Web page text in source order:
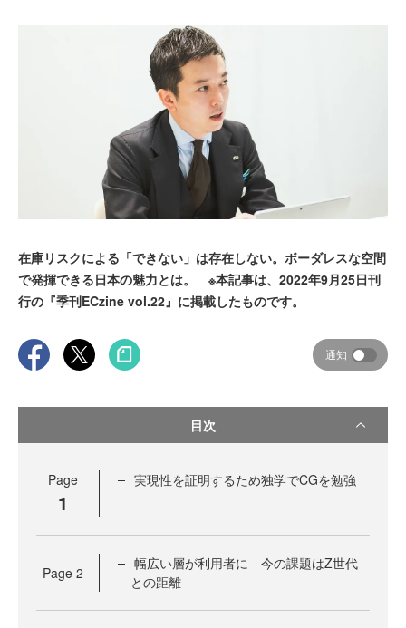
在庫リスクによる「できない」は存在しない。ボーダレスな空間
で発揮できる日本の魅力とは。 ※本記事は、2022年9月25日刊
行の『季刊ECzine vol.22』に掲載したものです。
通知
目次
Page
1
実現性を証明するため独学でCGを勉強
Page 2
幅広い層が利用者に 今の課題はZ世代
との距離